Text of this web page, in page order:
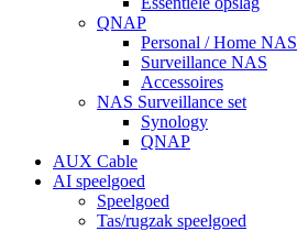
QNAP
Personal / Home NAS
Surveillance NAS
Accessoires
NAS Surveillance set
Synology
QNAP
AUX Cable
AI speelgoed
Speelgoed
Tas/rugzak speelgoed